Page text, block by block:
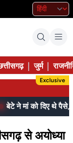
जुर्म
Exclusive
से अयोध्या